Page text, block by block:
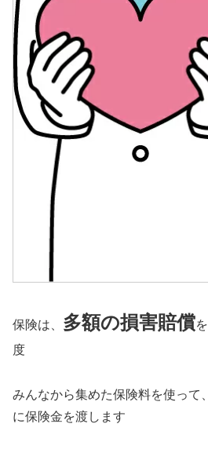
保険は、 多額の損害賠償
度
みんなから集めた保険料を使って
に保険金を渡します